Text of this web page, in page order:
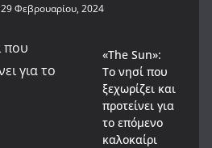
29 Φεβρουαρίου, 2024
«The Sun»:
Το νησί που
ξεχωρίζει και
προτείνει για
το επόμενο
καλοκαίρι